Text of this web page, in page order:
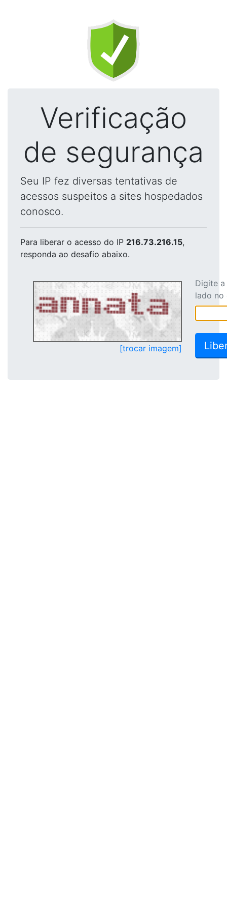
Verificação
de segurança
Seu IP fez diversas tentativas de
acessos suspeitos a sites hospedados
conosco.
Para liberar o acesso do IP 216.73.216.15,
responda ao desafio abaixo.
[trocar imagem]
Digite
lado no